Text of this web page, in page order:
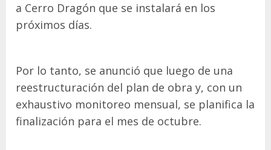
a Cerro Dragón que se instalará en los
próximos días.
Por lo tanto, se anunció que luego de una
reestructuración del plan de obra y, con un
exhaustivo monitoreo mensual, se planifica la
finalización para el mes de octubre.